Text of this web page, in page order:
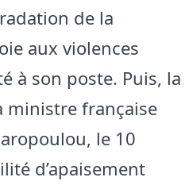
de la
aux violences
à son poste. Puis, la
ministre française
le 10
d’apaisement